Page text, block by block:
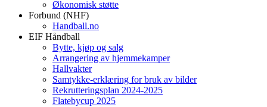
Økonomisk støtte
Forbund (NHF)
Handball.no
EIF Håndball
Bytte, kjøp og salg
Arrangering av hjemmekamper
Hallvakter
Samtykke-erklæring for bruk av bilder
Rekrutteringsplan 2024-2025
Flatebycup 2025